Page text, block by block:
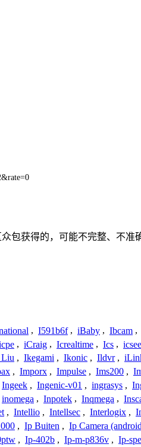
包获得的，可能不完整、不
, I591b6f , iBaby , Ibcam ,
, iCraig , Icrealtime , Ics , icsee
, Ikegami , Ikonic , Ildvr ,
, Imporx , Impulse , Ims200 ,
Ingeek , Ingenic-v01 , ingrasys ,
inomega , Inpotek , Inqmega ,
, Intellio , Intellsec , Interlogix ,
, Ip Buiten , Ip Camera
, Ip-402b , Ip-m-p836v , Ip-